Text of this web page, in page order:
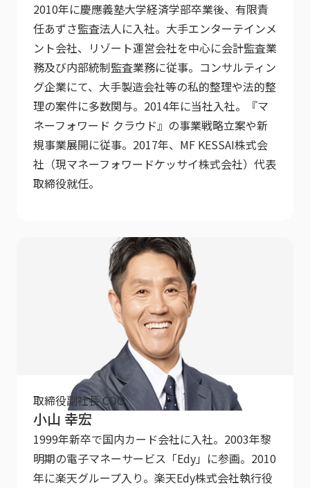
2010年に慶應義塾大学経済学部卒業後、有限責
任あずさ監査法人に入社。大手エンターテインメ
ント会社、リゾート運営会社を中心に会計監査業
務及び内部統制監査業務に従事。コンサルティン
グ企業にて、大手製造会社等の私的整理や法的整
理の案件に多数関与。2014年に当社入社。『マ
ネーフォワード クラウド』の事業戦略立案や新
規事業展開に従事。2017年、MF KESSAI株式会
社（現マネーフォワードケッサイ株式会社）代表
取締役就任。
取締役副社長 COO
小山 幸宏
1999年新卒で国内カード会社に入社。2003年黎
明期の電子マネーサービス「Edy」に参画。2010
年に楽天グループ入り。楽天Edy株式会社執行役